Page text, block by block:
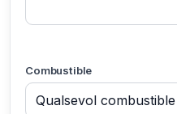
Combustible